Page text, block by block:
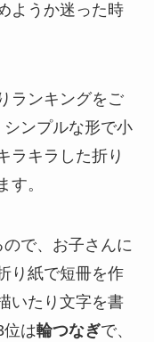
ようか迷った時
ランキングをご
シンプルな形で小
ラキラした折り
す。
で、お子さんに
り紙で短冊を作
いたり文字を書
位は輪つなぎで、